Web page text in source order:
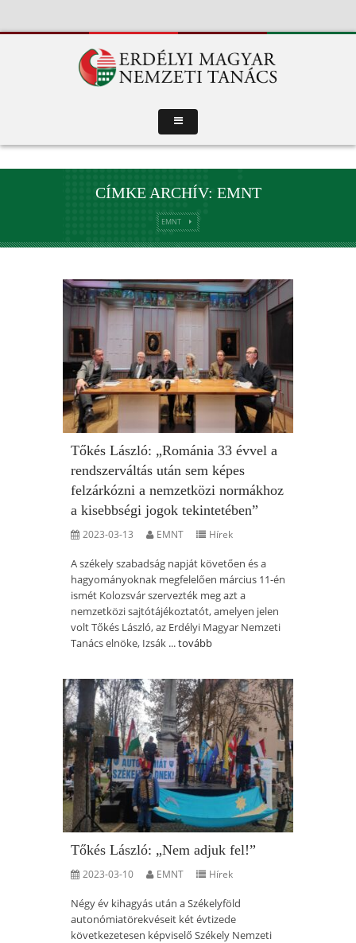
CÍMKE ARCHÍV: EMNT
EMNT
Tőkés László: „Románia 33 évvel a
rendszerváltás után sem képes
felzárkózni a nemzetközi normákhoz
a kisebbségi jogok tekintetében”
2023-03-13 EMNT Hírek
A székely szabadság napját követően és a
hagyományoknak megfelelően március 11-én
ismét Kolozsvár szervezték meg azt a
nemzetközi sajtótájékoztatót, amelyen jelen
volt Tőkés László, az Erdélyi Magyar Nemzeti
Tanács elnöke, Izsák ...tovább
Tőkés László: „Nem adjuk fel!”
2023-03-10 EMNT Hírek
Négy év kihagyás után a Székelyföld
autonómiatörekvéseit két évtizede
következetesen képviselő Székely Nemzeti